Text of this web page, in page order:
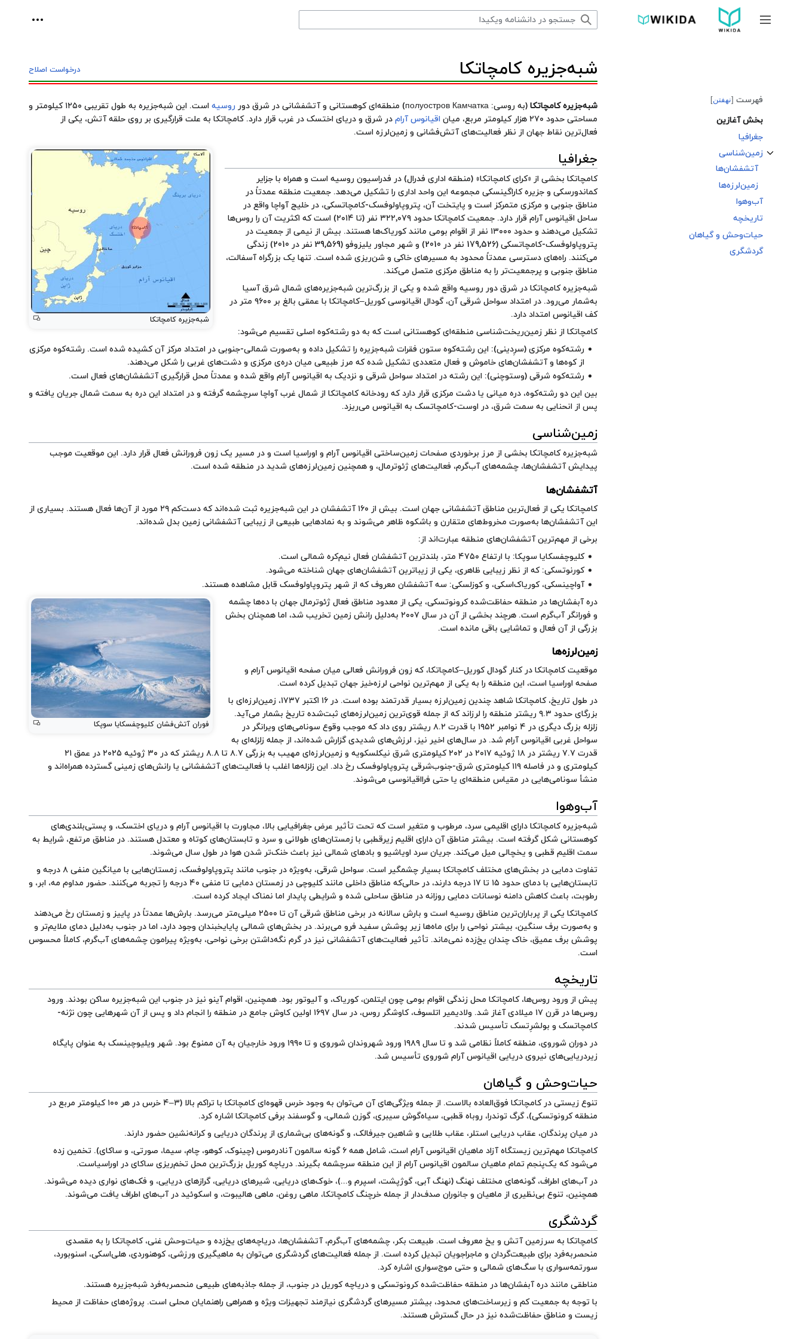
جمع و باز کردن نوار کناری ابزارهای
فهرست نهفتن
بخش آغازین
جغرافیا
زمین‌شناسی
تغییر وضعیت زیربخش‌های زمین‌شناسی
آتشفشان‌ها
زمین‌لرزه‌ها
آب‌وهوا
تاریخچه
حیات‌وحش و گیاهان
گردشگری
درخواست اصلاح شبه‌جزیره کامچاتکا
شبه‌جزیره کامچاتکا (به روسی: полуостров Камчатка) منطقه‌ای کوهستانی و آتشفشانی در شرق دور روسیه
است. این شبه‌جزیره به طول تقریبی ۱۲۵۰ کیلومتر و
مساحتی حدود ۲۷۰ هزار کیلومتر مربع، میان
اقیانوس آرام در شرق و دریای اختسک در غرب قرار دارد. کامچاتکا به علت قرارگیری بر روی حلقه آتش، یکی از
فعال‌ترین نقاط جهان از نظر فعالیت‌های آتش‌فشانی و زمین‌لرزه است.
شبه‌جزیره کامچاتکا
جغرافیا
کامچاتکا بخشی از «کرای کامچاتکا» (منطقه اداری فدرال) در فدراسیون روسیه است و همراه با جزایر
کماندورسکی و جزیره کاراگینسکی مجموعه این واحد اداری را تشکیل می‌دهد. جمعیت منطقه عمدتاً در
مناطق جنوبی و مرکزی متمرکز است و پایتخت آن، پتروپاولوفسک-کامچاتسکی، در خلیج آواچا واقع در
ساحل اقیانوس آرام قرار دارد. جمعیت کامچاتکا حدود ۳۲۲٬۰۷۹ نفر (تا ۲۰۱۴) است که اکثریت آن را روس‌ها
تشکیل می‌دهند و حدود ۱۳۰۰۰ نفر از اقوام بومی مانند کوریاک‌ها هستند. بیش از نیمی از جمعیت در
پتروپاولوفسک-کامچاتسکی (179,526 نفر در 2010) و شهر مجاور
یلیزوفو
(39,569 نفر در 2010) زندگی
می‌کنند. راه‌های دسترسی عمدتاً محدود به مسیرهای خاکی و شن‌ریزی شده است. تنها یک بزرگراه آسفالت،
مناطق جنوبی و پرجمعیت‌تر را به مناطق مرکزی متصل می‌کند.
شبه‌جزیره کامچاتکا در شرق دور روسیه واقع شده و یکی از بزرگ‌ترین شبه‌جزیره‌های شمال شرق آسیا
به‌شمار می‌رود. در امتداد سواحل شرقی آن،گودال اقیانوسی کوریل–کامچاتکا
با عمقی بالغ بر ۹۶۰۰ متر در
کف اقیانوس امتداد دارد.
کامچاتکا از نظر زمین‌ریخت‌شناسی منطقه‌ای کوهستانی است که به دو رشته‌کوه اصلی تقسیم می‌شود:
رشته‌کوه مرکزی (سرِدینی): این رشته‌کوه ستون فقرات شبه‌جزیره را تشکیل داده و به‌صورت شمالی-جنوبی در امتداد مرکز آن کشیده شده است. رشته‌کوه مرکزی
از کوه‌ها و آتشفشان‌های خاموش و فعال متعددی تشکیل شده که مرز طبیعی میان دره‌ی مرکزی و دشت‌های غربی را شکل می‌دهند.
رشته‌کوه شرقی (وستوچنی): این رشته در امتداد سواحل شرقی و نزدیک به اقیانوس آرام واقع شده و عمدتاً محل قرارگیری آتشفشان‌های فعال است.
بین این دو رشته‌کوه، دره‌ میانی یا دشت مرکزی قرار دارد که رودخانه کامچاتکا از شمال غرب آواچا سرچشمه گرفته و در امتداد این دره به سمت شمال جریان یافته و
پس از انحنایی به سمت شرق، در اوست-کامچاتسک به اقیانوس می‌ریزد.
زمین‌شناسی
شبه‌جزیره کامچاتکا بخشی از مرز برخوردی صفحات زمین‌ساختی اقیانوس آرام و اوراسیا است و در مسیر یک زون فرورانش فعال قرار دارد. این موقعیت موجب
پیدایش آتشفشان‌ها، چشمه‌های آب‌گرم، فعالیت‌های ژئوترمال، و همچنین زمین‌لرزه‌های شدید در منطقه شده است.
آتشفشان‌ها
کامچاتکا یکی از فعال‌ترین مناطق آتشفشانی جهان است. بیش از ۱۶۰ آتشفشان در این شبه‌جزیره ثبت شده‌اند که دست‌کم ۲۹ مورد از آن‌ها فعال هستند. بسیاری از
این آتشفشان‌ها به‌صورت مخروط‌های متقارن و باشکوه ظاهر می‌شوند و به نمادهایی طبیعی از زیبایی آتشفشانی زمین بدل شده‌اند.
برخی از مهم‌ترین آتشفشان‌های منطقه عبارت‌اند از:
کلیوچفسکایا سوپکا: با ارتفاع ۴۷۵۰ متر، بلندترین آتشفشان فعال نیم‌کره شمالی است.
کورنوتسکی: که از نظر زیبایی ظاهری، یکی از زیباترین آتشفشان‌های جهان شناخته می‌شود.
آواچینسکی، کوریاک‌اسکی، و کوزلسکی: سه آتشفشان معروف که از شهر پتروپاولوفسک قابل مشاهده هستند.
فوران آتش‌فشان کلیوچفسکایا سوپکا
دره آبفشان‌ها در منطقه حفاظت‌شده کرونوتسکی، یکی از معدود مناطق فعال ژئوترمال جهان با ده‌ها چشمه
و فورانگر آب‌گرم است. هرچند بخشی از آن در سال ۲۰۰۷ به‌دلیل رانش زمین تخریب شد، اما همچنان بخش
بزرگی از آن فعال و تماشایی باقی مانده است.
زمین‌لرزه‌ها
موقعیت کامچاتکا در کنار گودال کوریل–کامچاتکا، که زون فرورانش فعالی میان صفحه اقیانوس آرام و
صفحه اوراسیا است، این منطقه را به یکی از مهم‌ترین نواحی لرزه‌خیز جهان تبدیل کرده است.
در طول تاریخ، کامچاتکا شاهد چندین زمین‌لرزه بسیار قدرتمند بوده است. در ۱۶ اکتبر ۱۷۳۷، زمین‌لرزه‌ای با
بزرگای حدود ۹.۳ ریشتر منطقه را لرزاند که از جمله قوی‌ترین زمین‌لرزه‌های ثبت‌شده تاریخ بشمار می‌آید.
زلزله بزرگ دیگری در ۴ نوامبر ۱۹۵۲ با قدرت ۸.۲ ریشتر روی داد که موجب وقوع سونامی‌های ویرانگر در
سواحل غربی اقیانوس آرام شد. در سال‌های اخیر نیز، لرزش‌های شدیدی گزارش شده‌اند، از جمله زلزله‌ای به
قدرت ۷.۷ ریشتر در ۱۸ ژوئیه ۲۰۱۷ در ۲۰۲ کیلومتری شرق نیکلسکویه و زمین‌لرزه‌ای مهیب به بزرگی ۸.۷ تا ۸.۸ ریشتر که در ۳۰ ژوئیه ۲۰۲۵ در عمق ۲۱
کیلومتری و در فاصله ۱۱۹ کیلومتری شرق-جنوب‌شرقی پتروپاولوفسک رخ داد. این زلزله‌ها اغلب با فعالیت‌های آتشفشانی یا رانش‌های زمینی گسترده همراه‌اند و
منشأ سونامی‌هایی در مقیاس منطقه‌ای یا حتی فرااقیانوسی می‌شوند.
آب‌وهوا
شبه‌جزیره کامچاتکا دارای اقلیمی سرد، مرطوب و متغیر است که تحت تأثیر عرض جغرافیایی بالا، مجاورت با اقیانوس آرام و دریای اختسک، و پستی‌بلندی‌های
کوهستانی شکل گرفته است. بیشتر مناطق آن دارای اقلیم زیرقطبی با زمستان‌های طولانی و سرد و تابستان‌های کوتاه و معتدل هستند. در مناطق مرتفع، شرایط به
سمت اقلیم قطبی و یخچالی میل می‌کند. جریان سرد اویاشیو و بادهای شمالی نیز باعث خنک‌تر شدن هوا در طول سال می‌شوند.
تفاوت دمایی در بخش‌های مختلف کامچاتکا بسیار چشمگیر است. سواحل شرقی، به‌ویژه در جنوب مانند پتروپاولوفسک، زمستان‌هایی با میانگین منفی ۸ درجه و
تابستان‌هایی با دمای حدود ۱۵ تا ۱۷ درجه دارند، در حالی‌که مناطق داخلی مانند کلیوچی در زمستان دمایی تا منفی ۴۰ درجه را تجربه می‌کنند. حضور مداوم مه، ابر، و
رطوبت، باعث کاهش دامنه نوسانات دمایی روزانه در مناطق ساحلی شده و شرایطی پایدار اما نمناک ایجاد کرده است.
کامچاتکا یکی از پرباران‌ترین مناطق روسیه است و بارش سالانه در برخی مناطق شرقی آن تا ۲۵۰۰ میلی‌متر می‌رسد. بارش‌ها عمدتاً در پاییز و زمستان رخ می‌دهند
و به‌صورت برف سنگین، بیشتر نواحی را برای ماه‌ها زیر پوشش سفید فرو می‌برند. در بخش‌های شمالی پایایخبندان وجود دارد، اما در جنوب به‌دلیل دمای ملایم‌تر و
پوشش برف عمیق، خاک چندان یخ‌زده نمی‌ماند. تأثیر فعالیت‌های آتشفشانی نیز در گرم نگه‌داشتن برخی نواحی، به‌ویژه پیرامون چشمه‌های آب‌گرم، کاملاً محسوس
است.
تاریخچه
پیش از ورود روس‌ها، کامچاتکا محل زندگی اقوام بومی چون ایتلمن، کوریاک، و آلیوتور بود. همچنین، اقوام آینو نیز در جنوب این شبه‌جزیره ساکن بودند. ورود
روس‌ها در قرن ۱۷ میلادی آغاز شد. ولادیمیر اتلسوف، کاوشگر روس، در سال ۱۶۹۷ اولین کاوش جامع در منطقه را انجام داد و پس از آن شهرهایی چون نژنه-
کامچاتسک و بولشرِتسک تأسیس شدند.
در دوران شوروی، منطقه کاملاً نظامی شد و تا سال ۱۹۸۹ ورود شهروندان شوروی و تا ۱۹۹۰ ورود خارجیان به آن ممنوع بود. شهر ویلیوچینسک به عنوان پایگاه
زیردریایی‌های نیروی دریایی اقیانوس آرام شوروی تأسیس شد.
حیات‌وحش و گیاهان
تنوع زیستی در کامچاتکا فوق‌العاده بالاست. از جمله ویژگی‌های آن می‌توان به وجود خرس قهوه‌ای کامچاتکا با تراکم بالا (۳–۴ خرس در هر ۱۰۰ کیلومتر مربع در
منطقه کرونوتسکی)، گرگ توندرا، روباه قطبی، سیاه‌گوش سیبری، گوزن شمالی، و گوسفند برفی کامچاتکا اشاره کرد.
در میان پرندگان، عقاب دریایی استلر، عقاب طلایی و شاهین جیرفالک، و گونه‌های بی‌شماری از پرندگان دریایی و کرانه‌نشین حضور دارند.
کامچاتکا مهم‌ترین زیستگاه آزاد ماهیان اقیانوس آرام است، شامل همه ۶ گونه‌ سالمون آنادرموس (چینوک، کوهو، چام، سیما، صورتی، و ساکای). تخمین زده
می‌شود که یک‌پنجم تمام ماهیان سالمون اقیانوس آرام از این منطقه سرچشمه بگیرند. دریاچه کوریل بزرگ‌ترین محل تخم‌ریزی ساکای در اوراسیاست.
در آب‌های اطراف، گونه‌های مختلف نهنگ (نهنگ آبی، گوژپشت، اسپرم و...)، خوک‌های دریایی، شیرهای دریایی، گرازهای دریایی، و فک‌های نواری دیده می‌شوند.
همچنین، تنوع بی‌نظیری از ماهیان و جانوران صدف‌دار از جمله خرچنگ کامچاتکا، ماهی روغن، ماهی هالیبوت، و اسکوئید در آب‌های اطراف یافت می‌شوند.
گردشگری
کامچاتکا به سرزمین آتش و یخ معروف است. طبیعت بکر، چشمه‌های آب‌گرم، آتشفشان‌ها، دریاچه‌های یخ‌زده و حیات‌وحش غنی، کامچاتکا را به مقصدی
منحصربه‌فرد برای طبیعت‌گردان و ماجراجویان تبدیل کرده است. از جمله فعالیت‌های گردشگری می‌توان به ماهیگیری ورزشی، کوهنوردی، هلی‌اسکی، اسنوبورد،
سورتمه‌سواری با سگ‌های شمالی و حتی موج‌سواری اشاره کرد.
مناطقی مانند دره آبفشان‌ها در منطقه حفاظت‌شده کرونوتسکی و دریاچه کوریل در جنوب، از جمله جاذبه‌های طبیعی منحصربه‌فرد شبه‌جزیره هستند.
با توجه به جمعیت کم و زیرساخت‌های محدود، بیشتر مسیرهای گردشگری نیازمند تجهیزات ویژه و همراهی راهنمایان محلی است. پروژه‌های حفاظت از محیط
زیست و مناطق حفاظت‌شده نیز در حال گسترش هستند.